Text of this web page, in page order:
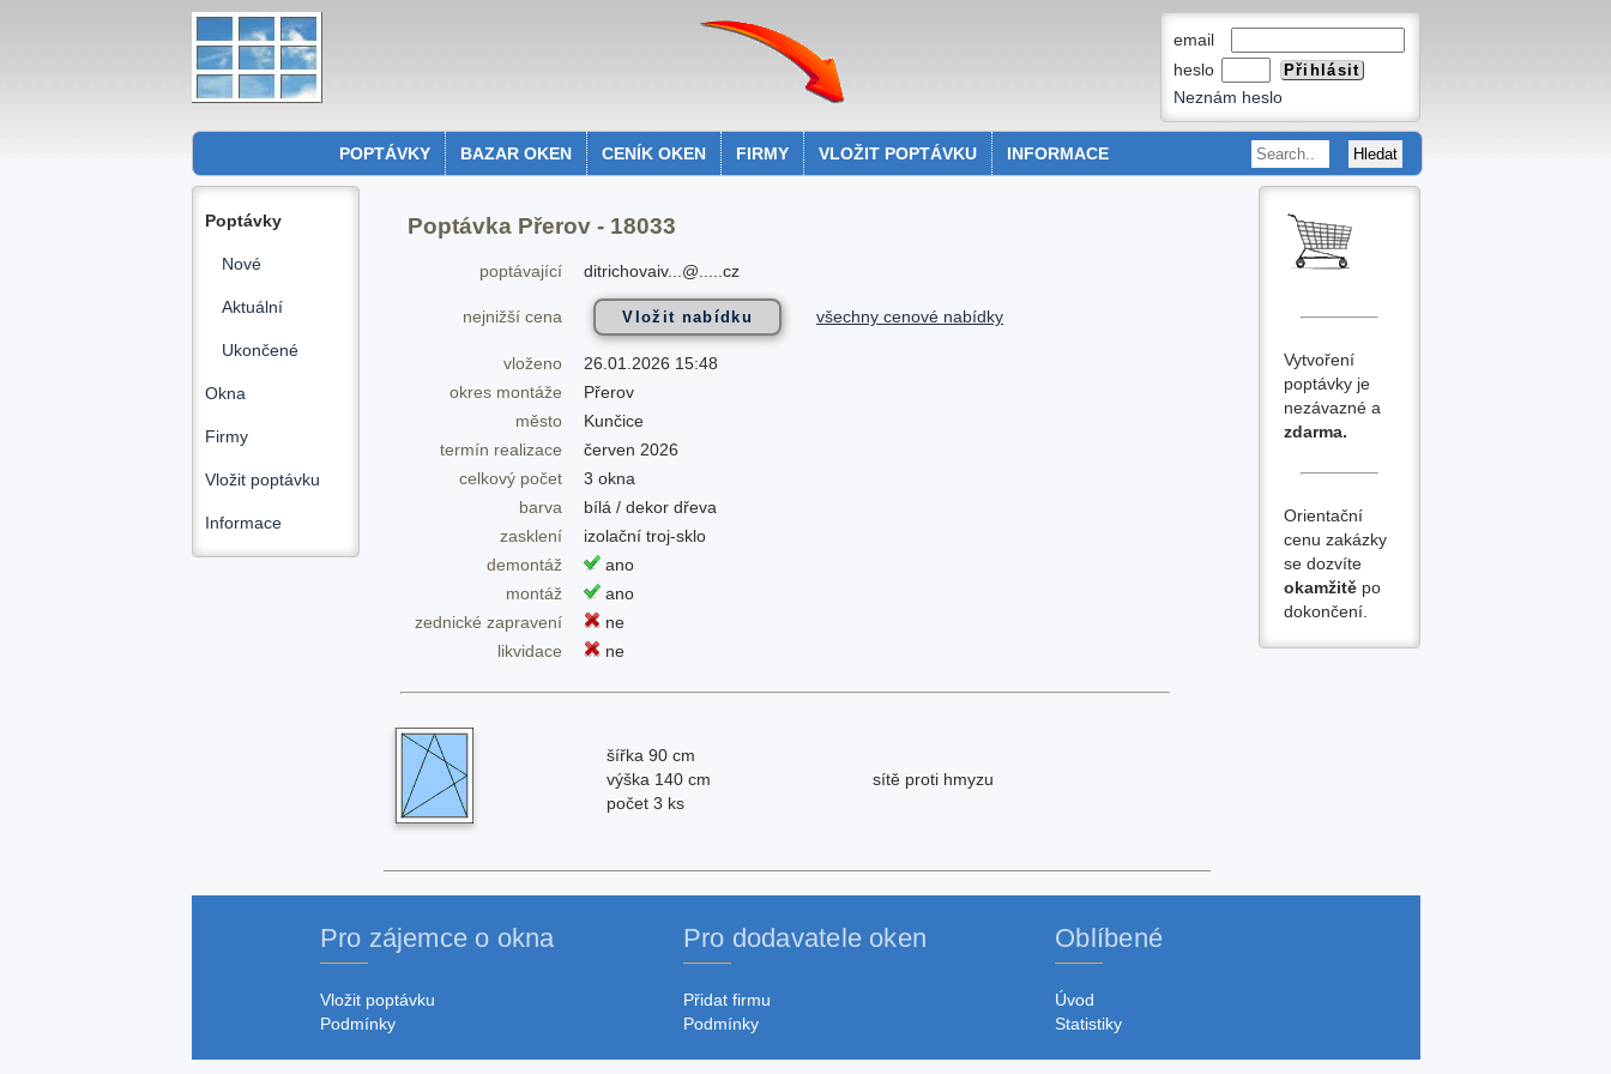
email
heslo
Neznám heslo
POPTÁVKY BAZAR OKEN CENÍK OKEN FIRMY VLOŽIT POPTÁVKU INFORMACE
Poptávky
Nové
Aktuální
Ukončené
Okna
Firmy
Vložit poptávku
Informace
Poptávka Přerov - 18033
poptávající ditrichovaiv...@.....cz
nejnižší cena všechny cenové nabídky
vloženo
26.01.2026 15:48
okres montáže
Přerov
město
Kunčice
termín realizace
červen 2026
celkový počet
3 okna
barva
bílá / dekor dřeva
zasklení
izolační troj-sklo
demontáž
ano
montáž
ano
zednické zapravení
ne
likvidace
ne
šířka 90 cm
výška 140 cm
počet 3 ks
sítě proti hmyzu
Vytvoření
poptávky je
nezávazné a
zdarma.
Orientační
cenu zakázky
se dozvíte
okamžitěpo
dokončení.
Pro zájemce o okna
Vložit poptávku
Podmínky
Pro dodavatele oken
Přidat firmu
Podmínky
Oblíbené
Úvod
Statistiky